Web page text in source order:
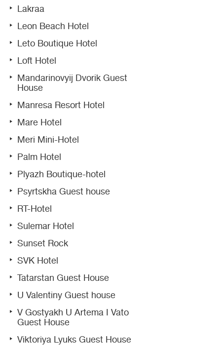
Lakraa
Leon Beach Hotel
Leto Boutique Hotel
Loft Hotel
Mandarinovyij Dvorik Guest
House
Manresa Resort Hotel
Mare Hotel
Meri Mini-Hotel
Palm Hotel
Plyazh Boutique-hotel
Psyrtskha Guest house
RT-Hotel
Sulemar Hotel
Sunset Rock
SVK Hotel
Tatarstan Guest House
U Valentiny Guest house
V Gostyakh U Artema I Vato
Guest House
Viktoriya Lyuks Guest House